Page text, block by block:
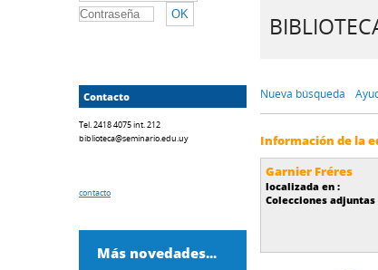
Nueva búsqueda
Información de la
Garnier Fréres
localizada en :
Colecciones adjuntas
Contacto
Tel. 2418 4075 int. 212
biblioteca@seminario.edu.uy
contacto
Más novedades...